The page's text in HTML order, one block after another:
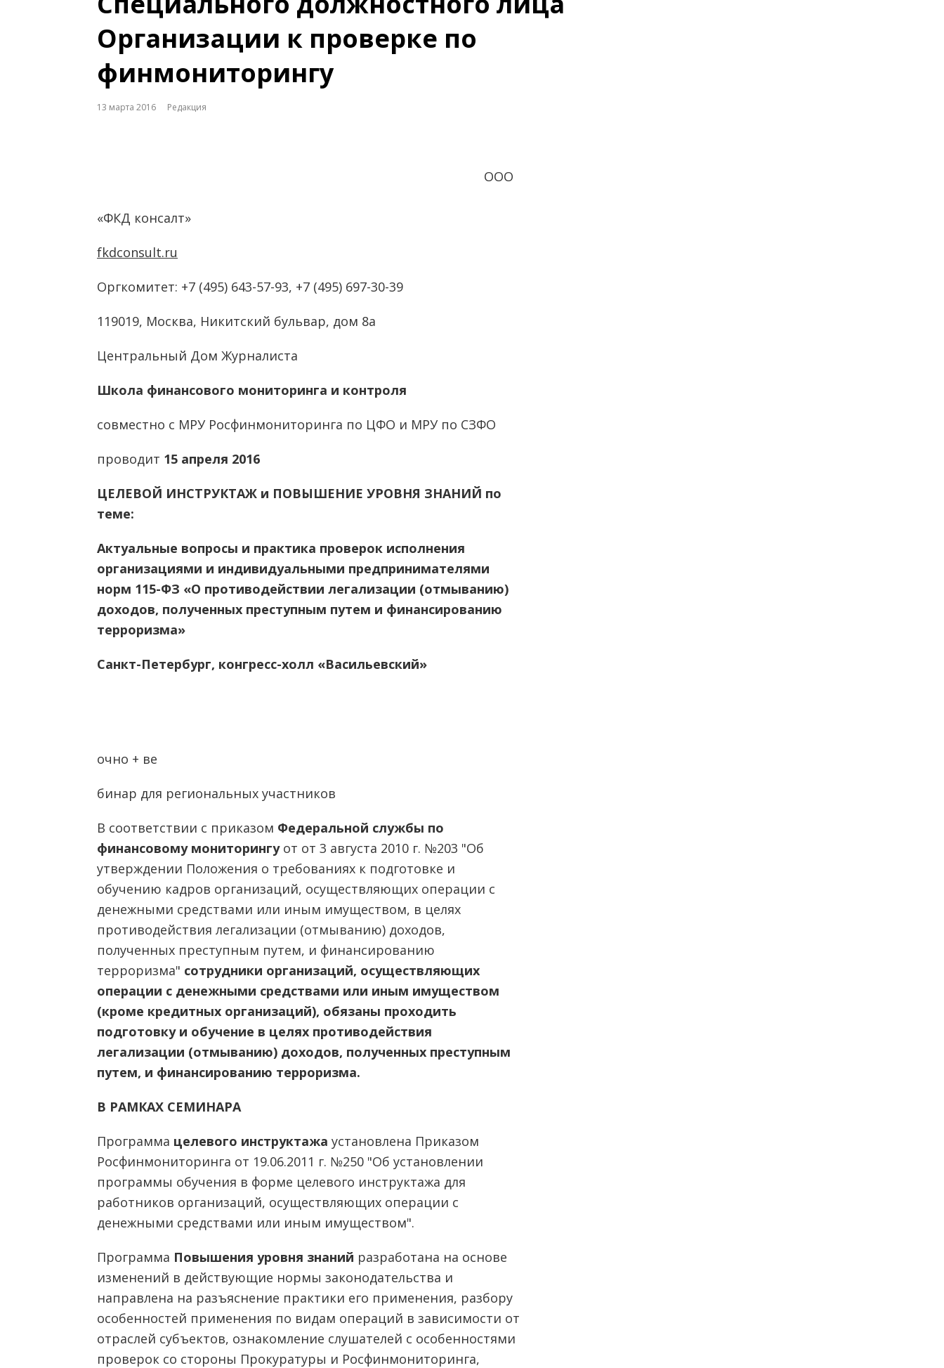
Организации к проверке по
финмониторингу
13 марта 2016 Редакция
ООО
«ФКД консалт»
fkdconsult.ru
Оргкомитет: +7 (495) 643-57-93, +7 (495) 697-30-39
119019, Москва, Никитский бульвар, дом 8а
Центральный Дом Журналиста
Школа финансового мониторинга и контроля
совместно с МРУ Росфинмониторинга по ЦФО и МРУ по СЗФО
проводит 15 апреля 2016
ЦЕЛЕВОЙ ИНСТРУКТАЖ и ПОВЫШЕНИЕ УРОВНЯ ЗНАНИЙ по
теме:
Актуальные вопросы и практика проверок исполнения
организациями и индивидуальными предпринимателями
норм 115-ФЗ «О противодействии легализации (отмыванию)
доходов, полученных преступным путем и финансированию
терроризма»
Санкт-Петербург, конгресс-холл «Васильевский»
очно + ве
бинар для региональных участников
В соответствии с приказом Федеральной службы по
финансовому мониторингуот от 3 августа 2010 г. №203 "Об
утверждении Положения о требованиях к подготовке и
обучению кадров организаций, осуществляющих операции с
денежными средствами или иным имуществом, в целях
противодействия легализации (отмыванию) доходов,
полученных преступным путем, и финансированию
терроризма" сотрудники организаций, осуществляющих
операции с денежными средствами или иным имуществом
(кроме кредитных организаций), обязаны проходить
подготовку и обучение в целях противодействия
легализации (отмыванию) доходов, полученных преступным
путем, и финансированию терроризма.
В РАМКАХ СЕМИНАРА
Программа целевого инструктажа установлена Приказом
Росфинмониторинга от 19.06.2011 г. №250 "Об установлении
программы обучения в форме целевого инструктажа для
работников организаций, осуществляющих операции с
денежными средствами или иным имуществом".
Программа Повышения уровня знаний разработана на основе
изменений в действующие нормы законодательства и
направлена на разъяснение практики его применения, разбору
особенностей применения по видам операций в зависимости от
отраслей субъектов, ознакомление слушателей c особенностями
проверок со стороны Прокуратуры и Росфинмониторинга,